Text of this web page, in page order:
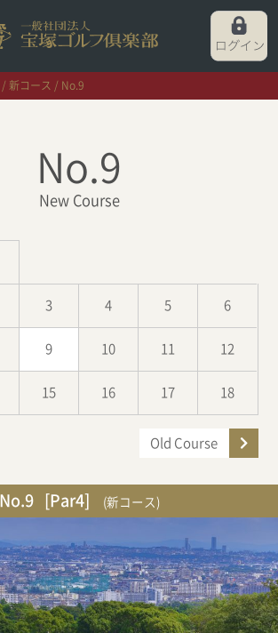
新コース No.9
No.9
New Course
3 4 5 6
9 10 11 12
15 16 17 18
Old Course
No.9 [Par4] (新コース)